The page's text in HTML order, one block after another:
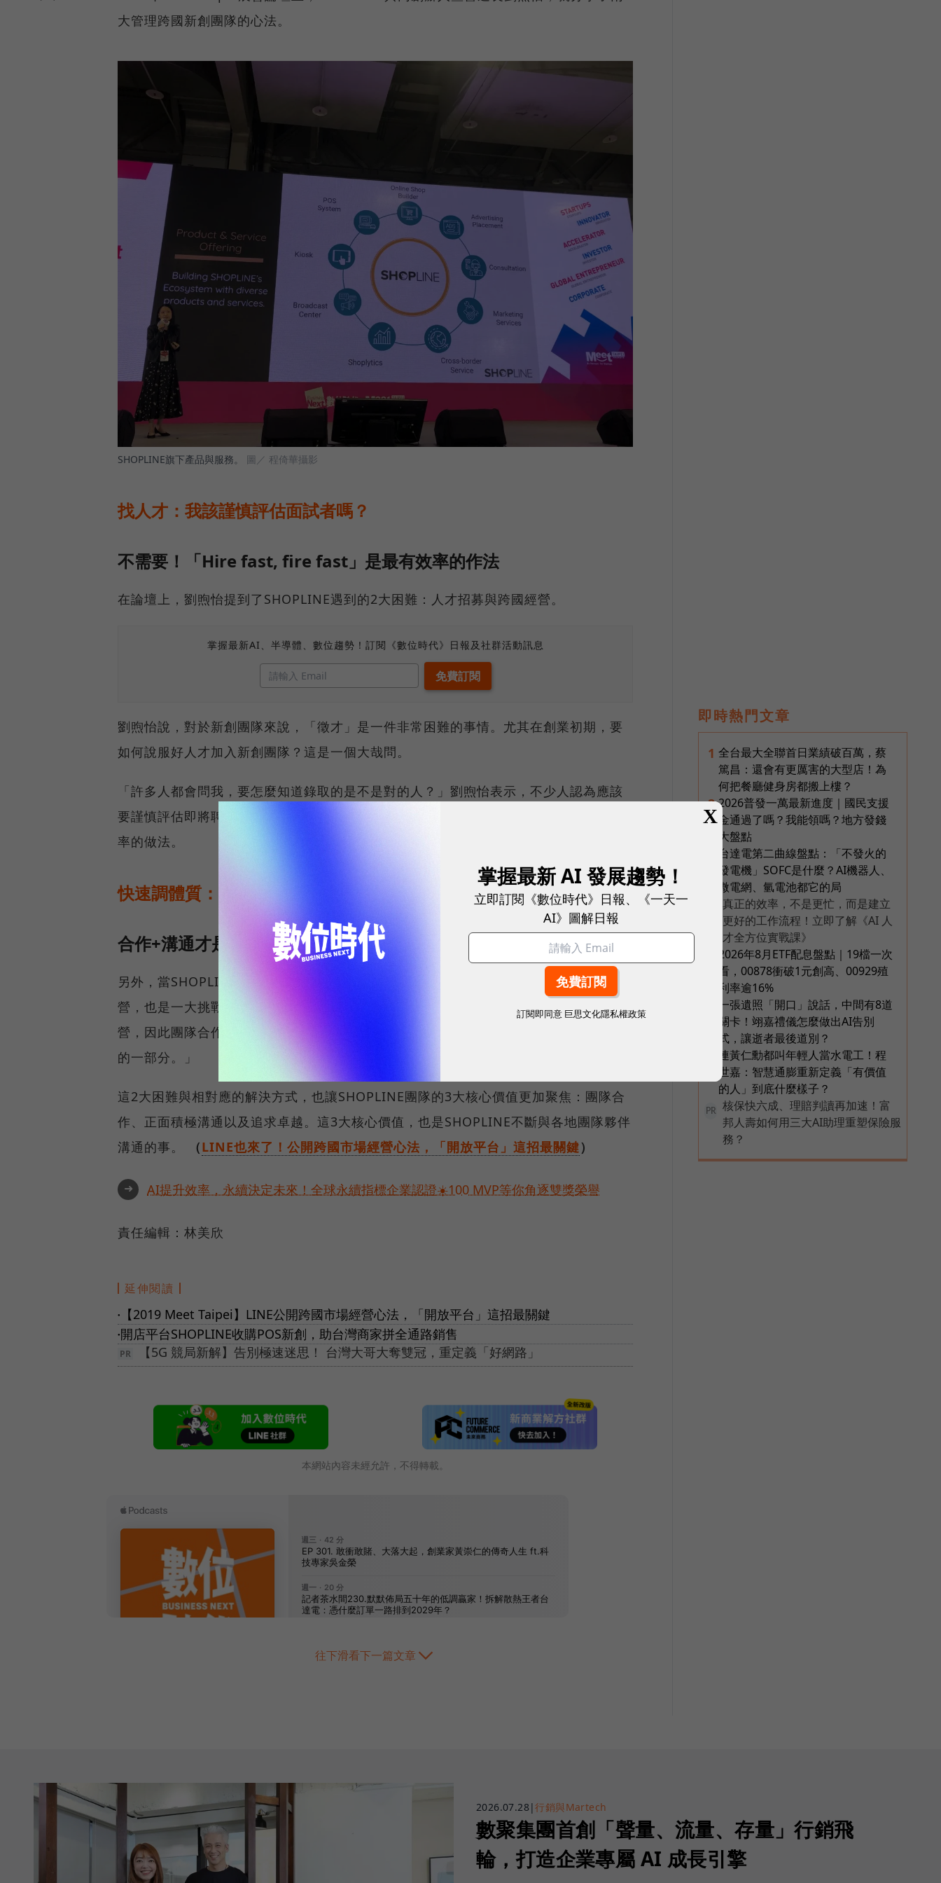
大管理跨國新創團隊的心法。
SHOPLINE旗下產品與服務。 圖／ 程倚華攝影
找人才：我該謹慎評估面試者嗎？
不需要！「Hire fast, fire fast」是最有效率的作法
在論壇上，劉煦怡提到了SHOPLINE遇到的2大困難：人才招募與跨國經營。
掌握最新AI、半導體、數位趨勢！訂閱《數位時代》日報及社群活動訊息
劉煦怡說，對於新創團隊來說，「徵才」是一件非常困難的事情。尤其在創業初期，要
如何說服好人才加入新創團隊？這是一個大哉問。
「許多人都會問我，要怎麼知道錄取的是不是對的人？」劉煦怡表示，不少人認為應該
要謹慎評估即將聘雇的人選，但她認為，必須要
率的做法。
快速調體質：我要怎麼在地化？
合作+溝通才是硬道理！「你不能解決問題，你就是問題」
另外，當SHOPLINE成為一個跨國企業時，面對不同的市場要做到因地制宜的在地化經
營，也是一大挑戰。劉煦怡強調，對於跨國企業來說，由於要在不同市場做到在地化經
營，因此團隊合作與良好的溝通是最重要的事情，「你若不是解決問題的人，就是問題
的一部分。」
這2大困難與相對應的解決方式，也讓SHOPLINE團隊的3大核心價值更加聚焦：團隊合
作、正面積極溝通以及追求卓越。這3大核心價值，也是SHOPLINE不斷與各地團隊夥伴
溝通的事。
（LINE也來了！公開跨國市場經營心法，「開放平台」這招最關鍵）
➜ AI提升效率，永續決定未來！全球永續指標企業認證☀️100 MVP等你角逐雙獎榮譽
責任編輯：林美欣
延伸閱讀
● 【2019 Meet Taipei】LINE公開跨國市場經營心法，「開放平台」這招最關鍵
● 開店平台SHOPLINE收購POS新創，助台灣商家拼全通路銷售
【5G 競局新解】告別極速迷思！ 台灣大哥大奪雙冠，重定義「好網路」
本網站內容未經允許，不得轉載。
往下滑看下一篇文章
即時熱門文章
1 全台最大全聯首日業績破百萬，蔡
篤昌：還會有更厲害的大型店！為
何把餐廳健身房都搬上樓？
2 2026普發一萬最新進度｜國民支援
金通過了嗎？我能領嗎？地方發錢
大盤點
台達電第二曲線盤點：「不發火的
發電機」SOFC是什麼？AI機器人、
微電網、氫電池都它的局
真正的效率，不是更忙，而是建立
更好的工作流程！立即了解《AI 人
才全方位實戰課》
2026年8月ETF配息盤點｜19檔一次
看，00878衝破1元創高、00929殖
利率逾16%
一張遺照「開口」說話，中間有8道
關卡！翊嘉禮儀怎麼做出AI告別
式，讓逝者最後道別？
連黃仁勳都叫年輕人當水電工！程
世嘉：智慧通膨重新定義「有價值
的人」到底什麼樣子？
PR
核保快六成、理賠判讀再加速！富
邦人壽如何用三大AI助理重塑保險服
務？
2026.07.28 |行銷與Martech
數聚集團首創「聲量、流量、存量」行銷飛
輪，打造企業專屬 AI 成長引擎
X
掌握最新 AI 發展趨勢！
立即訂閱《數位時代》日報、《一天一
AI》圖解日報
訂閱即同意 巨思文化隱私權政策